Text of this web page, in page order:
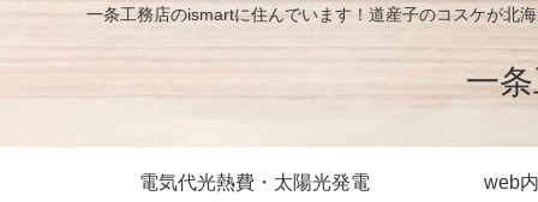
一条工務店のismartに住んでいます！道産子のコスケが北
一
電気代光熱費・太陽光発電 web